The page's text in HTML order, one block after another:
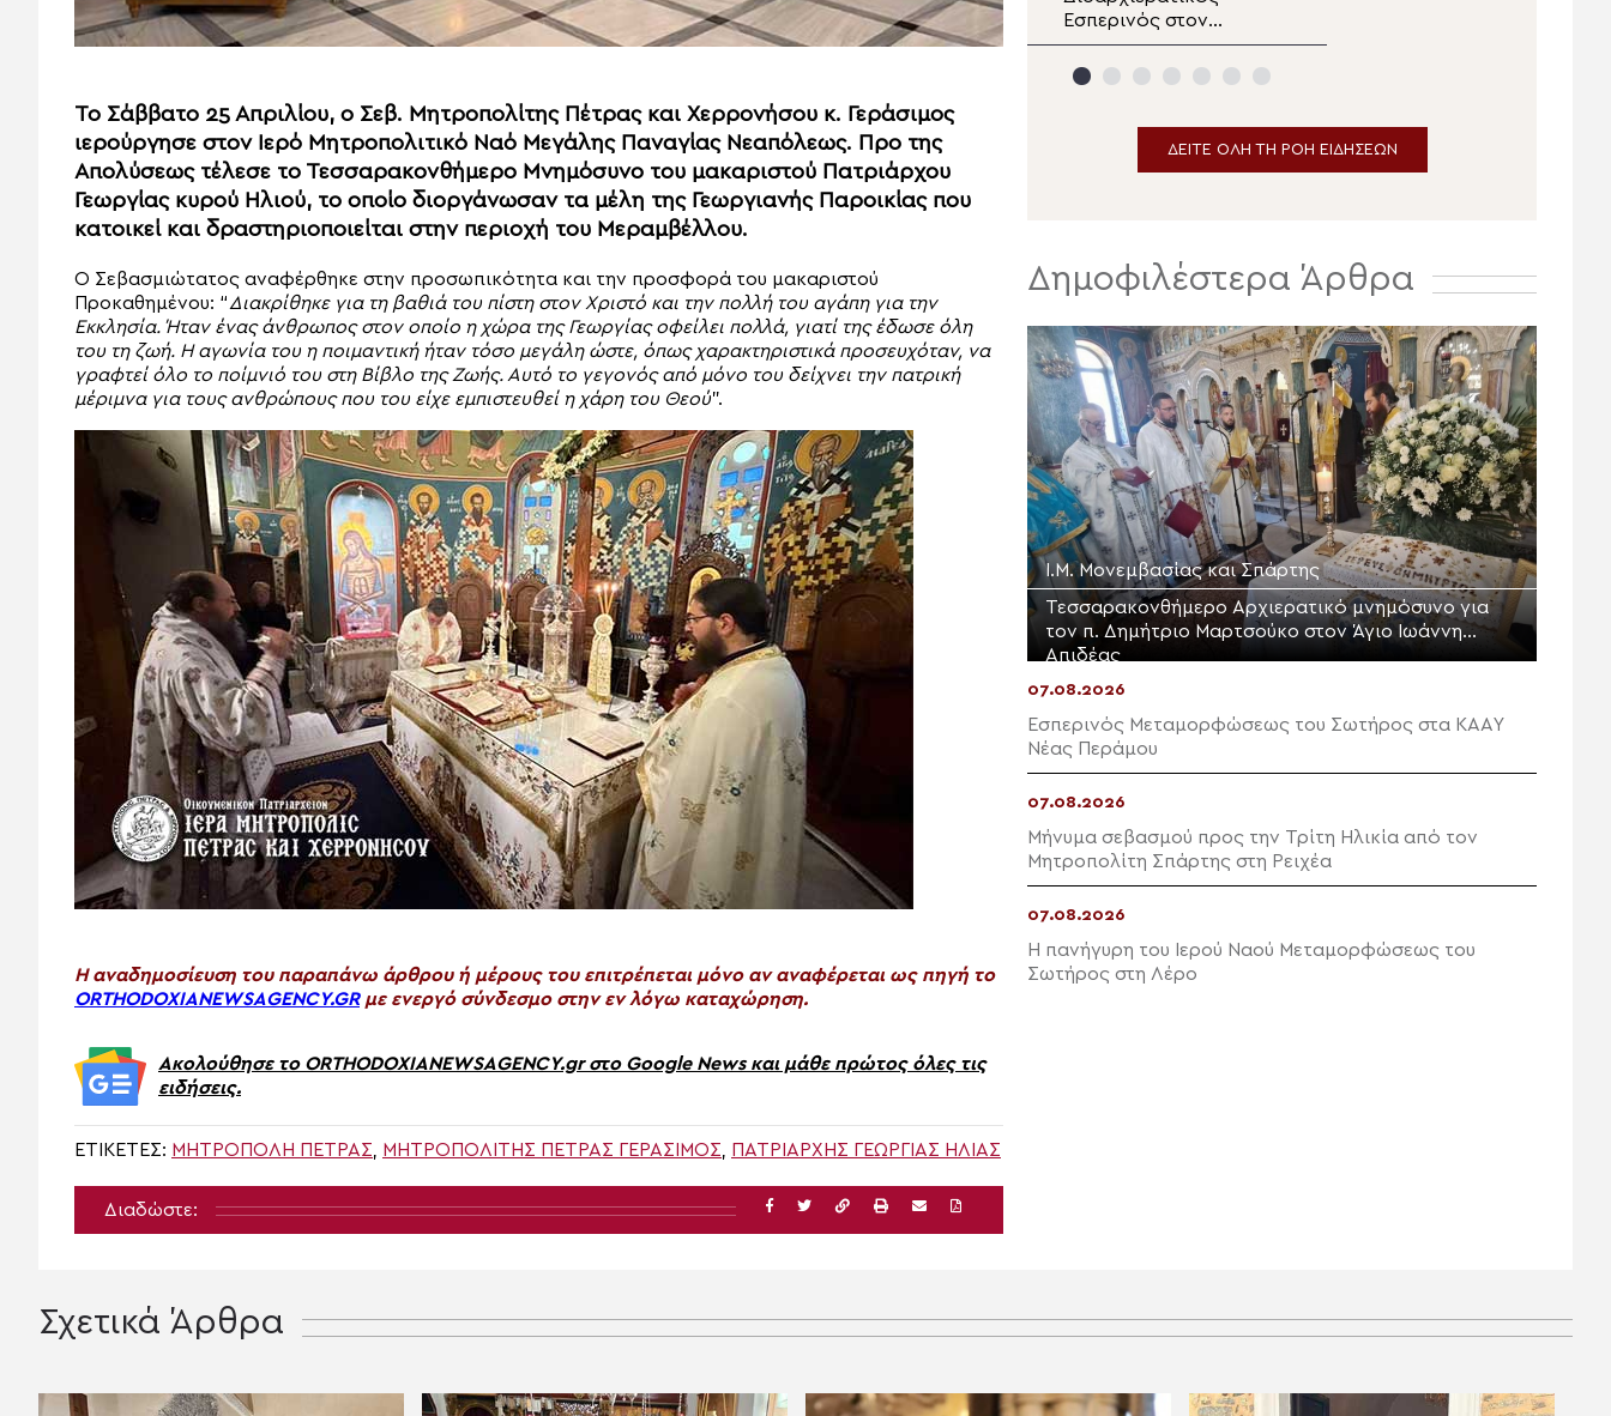
Το Σάββατο 25 Απριλίου, ο Σεβ. Μητροπολίτης Πέτρας και Χερρονήσου κ. Γεράσιμος
ιερούργησε στον Ιερό Μητροπολιτικό Ναό Μεγάλης Παναγίας Νεαπόλεως. Προ της
Απολύσεως τέλεσε το Τεσσαρακονθήμερο Μνημόσυνο του μακαριστού Πατριάρχου
Γεωργίας κυρού Ηλιού, το οποίο διοργάνωσαν τα μέλη της Γεωργιανής Παροικίας που
κατοικεί και δραστηριοποιείται στην περιοχή του Μεραμβέλλου.
Ο Σεβασμιώτατος αναφέρθηκε στην προσωπικότητα και την προσφορά του μακαριστού
Προκαθημένου: “Διακρίθηκε για τη βαθιά του πίστη στον Χριστό και την πολλή του αγάπη για την
Εκκλησία. Ήταν ένας άνθρωπος στον οποίο η χώρα της Γεωργίας οφείλει πολλά, γιατί της έδωσε όλη
του τη ζωή. Η αγωνία του η ποιμαντική ήταν τόσο μεγάλη ώστε, όπως χαρακτηριστικά προσευχόταν, να
γραφτεί όλο το ποίμνιό του στη Βίβλο της Ζωής. Αυτό το γεγονός από μόνο του δείχνει την πατρική
μέριμνα για τους ανθρώπους που του είχε εμπιστευθεί η χάρη του Θεού”.
H αναδημοσίευση του παραπάνω άρθρου ή μέρους του επιτρέπεται μόνο αν αναφέρεται ως πηγή το
ORTHODOXIANEWSAGENCY.GRμε ενεργό σύνδεσμο στην εν λόγω καταχώρηση.
Ακολούθησε το ORTHODOXIANEWSAGENCY.gr στο Google News και μάθε πρώτος όλες τις
ειδήσεις.
ΕΤΙΚΈΤΕΣ: ΜΗΤΡΟΠΟΛΗ ΠΕΤΡΑΣ ΜΗΤΡΟΠΟΛΊΤΗΣ ΠΈΤΡΑΣ ΓΕΡΆΣΙΜΟΣ ΠΑΤΡΙΆΡΧΗΣ ΓΕΩΡΓΊΑΣ ΗΛΊΑΣ
Διαδώστε:
διπλή εορτή της Σάμου
Εσπερινός στον
πανηγυρίζοντα
Μητροπολιτικό Ναό της
ΔΕΙΤΕ ΟΛΗ ΤΗ ΡΟΗ ΕΙΔΗΣΕΩΝ
Δημοφιλέστερα Άρθρα
Ι.Μ. Μονεμβασίας και Σπάρτης
Τεσσαρακονθήμερο Αρχιερατικό μνημόσυνο για
τον π. Δημήτριο Μαρτσούκο στον Άγιο Ιωάννη
Απιδέας
07.08.2026
Εσπερινός Μεταμορφώσεως του Σωτήρος στα ΚΑΑΥ
Νέας Περάμου
07.08.2026
Μήνυμα σεβασμού προς την Τρίτη Ηλικία από τον
Μητροπολίτη Σπάρτης στη Ρειχέα
07.08.2026
Η πανήγυρη του Ιερού Ναού Μεταμορφώσεως του
Σωτήρος στη Λέρο
Σχετικά Άρθρα